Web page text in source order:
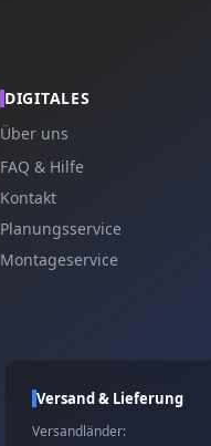
DIGITALES
Über uns
FAQ & Hilfe
Kontakt
Planungsservice
Montageservice
Versand & Lieferung
Versandländer: